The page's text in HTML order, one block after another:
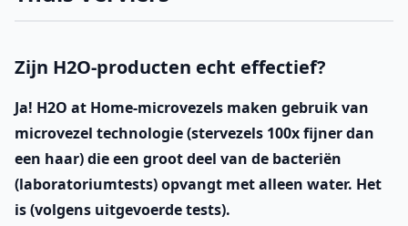
Zijn H2O-producten echt effectief?
Ja! H2O at Home-microvezels maken gebruik van
microvezel technologie (stervezels 100x fijner dan
een haar) die een groot deel van de bacteriën
(laboratoriumtests) opvangt met alleen water. Het
is (volgens uitgevoerde tests).